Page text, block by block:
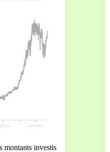
montants investis